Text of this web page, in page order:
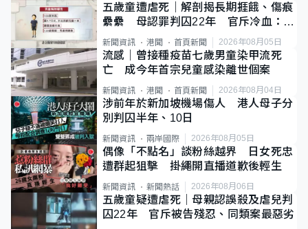
五歲童遭虐死｜解剖揭長期捱餓、傷痕
纍纍 母認罪判囚22年 官斥冷血：同
類案最惡劣
新聞資訊 港聞 首頁新聞 2026年08月05日
流感｜曾接種疫苗七歲男童染甲流死
亡 成今年首宗兒童感染離世個案
新聞資訊 港聞 首頁新聞 2026年08月04日
涉前年於新加坡機場傷人 港人母子分
別判囚半年、10日
新聞資訊 兩岸國際 2026年08月05日
偶像「不點名」談粉絲越界 日女死忠
遭群起狙擊 掛繩開直播道歉後輕生
新聞資訊 新聞熱話 2026年08月06日
五歲童疑遭虐死｜母親認誤殺及虐兒判
囚22年 官斥被告殘忍、同類案最惡劣